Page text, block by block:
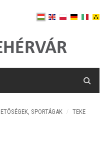
SPORTÁGAK
TEKE